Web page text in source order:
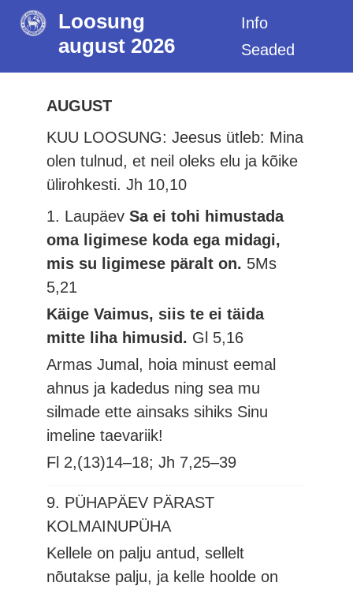
Loosung
august 2026
Info
Seaded
AUGUST
KUU LOOSUNG: Jeesus ütleb: Mina
olen tulnud, et neil oleks elu ja kõike
ülirohkesti.Jh 10,10
1. LaupäevSa ei tohi himustada
oma ligimese koda ega midagi,
mis su ligimese päralt on. 5Ms
5,21
Käige Vaimus, siis te ei täida
mitte liha himusid. Gl 5,16
Armas Jumal, hoia minust eemal
ahnus ja kadedus ning sea mu
silmade ette ainsaks sihiks Sinu
imeline taevariik!
Fl 2,(13)14–18; Jh 7,25–39
9. PÜHAPÄEV PÄRAST
KOLMAINUPÜHA
Kellele on palju antud, sellelt
nõutakse palju, ja kelle hoolde on